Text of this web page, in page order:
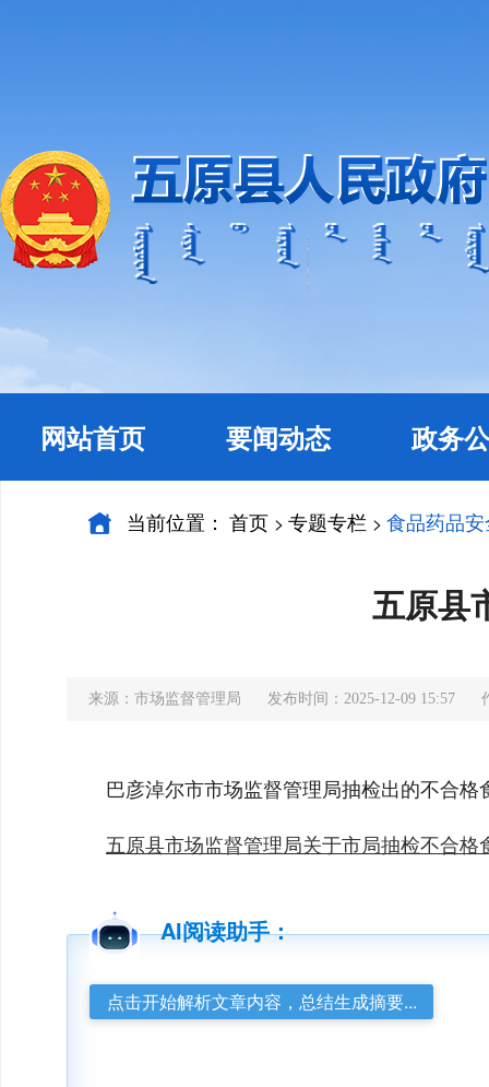
网站首页 要闻动态 政务
当前位置： 首页 > 专题专栏 > 食品药品
五原县
来源：市场监督管理局 发布时间：2025-12-09 15:57
巴彦淖尔市市场监督管理局抽检出的不合
五原县市场监督管理局关于市局抽检不合格
AI阅读助手：
点击开始解析文章内容，总结生成摘要...